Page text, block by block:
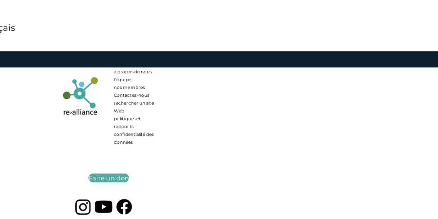
à propos de nous
l'équipe
nos membres
Contactez-nous
rechercher un site
Web
politiques et
rapports
confidentialité des
données
Faire un don